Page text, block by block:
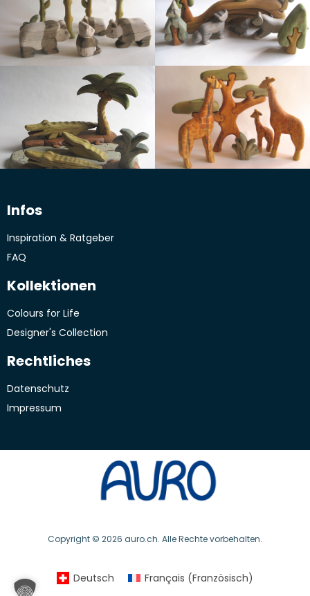
Infos
Inspiration & Ratgeber
FAQ
Kollektionen
Colours for Life
Designer's Collection
Rechtliches
Datenschutz
Impressum
Copyright © 2026 auro.ch. Alle Rechte vorbehalten.
Deutsch Français (Französisch)